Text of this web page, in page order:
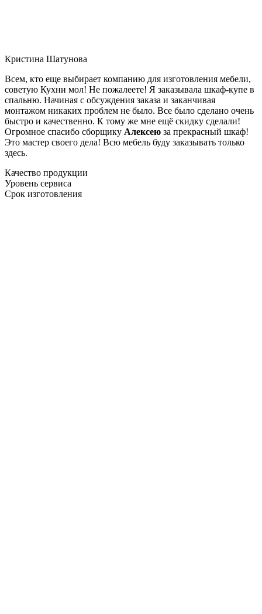
Кристина Шатунова
Всем, кто еще выбирает компанию для изготовления мебели,
советую Кухни мол! Не пожалеете! Я заказывала шкаф-купе в
спальню. Начиная с обсуждения заказа и заканчивая
монтажом никаких проблем не было. Все было сделано очень
быстро и качественно. К тому же мне ещё скидку сделали!
Огромное спасибо сборщику Алексею за прекрасный шкаф!
Это мастер своего дела! Всю мебель буду заказывать только
здесь.
Качество продукции
Уровень сервиса
Срок изготовления